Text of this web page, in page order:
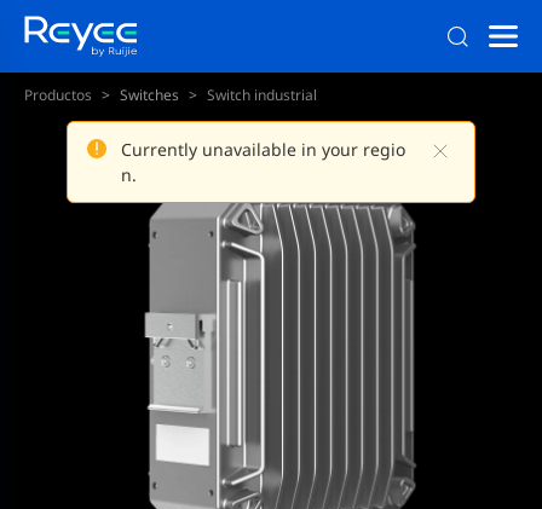
Currently unavailable in your regio
n.
Productos Switches Switch industrial